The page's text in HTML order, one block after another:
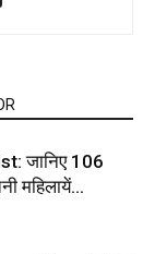
जानिए 106
महिलायें…